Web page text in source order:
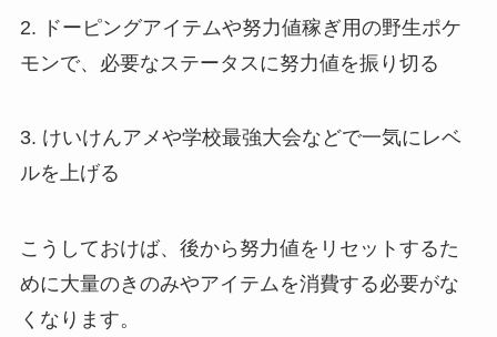
2. ドーピングアイテムや努力値稼ぎ用の野生ポケ
モンで、必要なステータスに努力値を振り切る
3. けいけんアメや学校最強大会などで一気にレベ
ルを上げる
こうしておけば、後から努力値をリセットするた
めに大量のきのみやアイテムを消費する必要がな
くなります。